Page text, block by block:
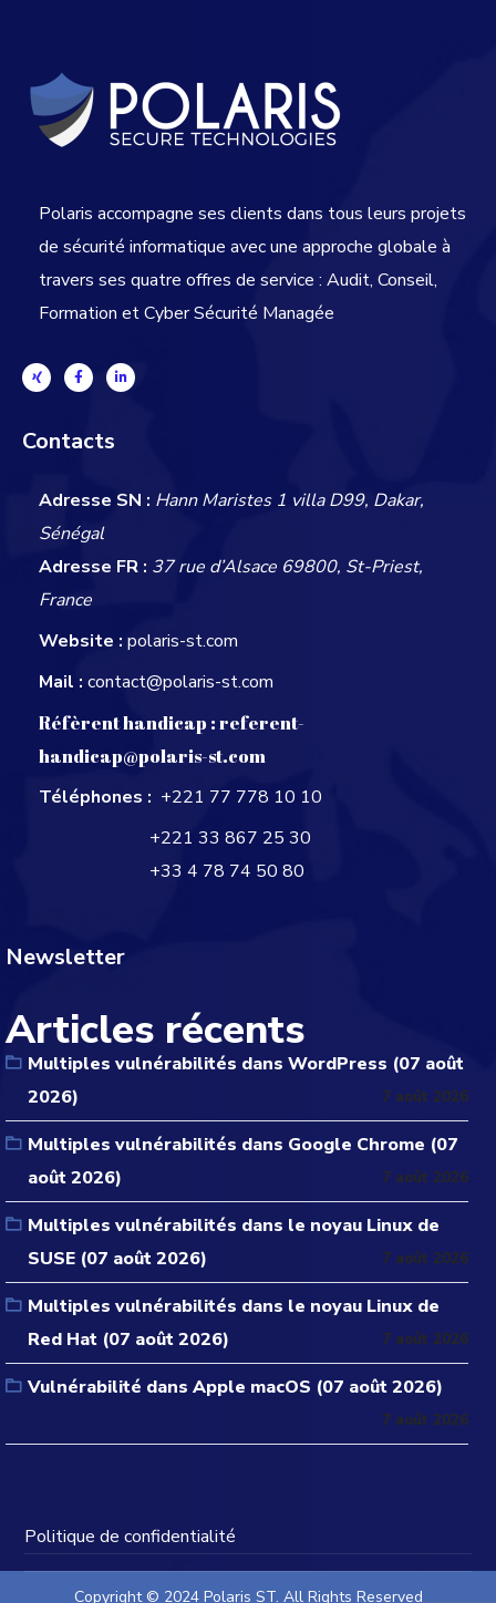
Polaris accompagne ses clients dans tous leurs projets
de sécurité informatique avec une approche globale à
travers ses quatre offres de service : Audit, Conseil,
Formation et Cyber Sécurité Managée
Contacts
Adresse SN : Hann Maristes 1 villa D99, Dakar,
Sénégal
Adresse FR : 37 rue d’Alsace 69800, St-Priest,
France
Website : polaris-st.com
Mail : contact@polaris-st.com
Réfèrent handicap :referent-
handicap@polaris-st.com
Téléphones : +221 77 778 10 10
+221 33 867 25 30
+33 4 78 74 50 80
Newsletter
Articles récents
Multiples vulnérabilités dans WordPress (07 août
2026)
7 août 2026
Multiples vulnérabilités dans Google Chrome (07
août 2026)
7 août 2026
Multiples vulnérabilités dans le noyau Linux de
SUSE (07 août 2026)
7 août 2026
Multiples vulnérabilités dans le noyau Linux de
Red Hat (07 août 2026)
7 août 2026
Vulnérabilité dans Apple macOS (07 août 2026)
7 août 2026
Politique de confidentialité
Copyright © 2024 Polaris ST. All Rights Reserved